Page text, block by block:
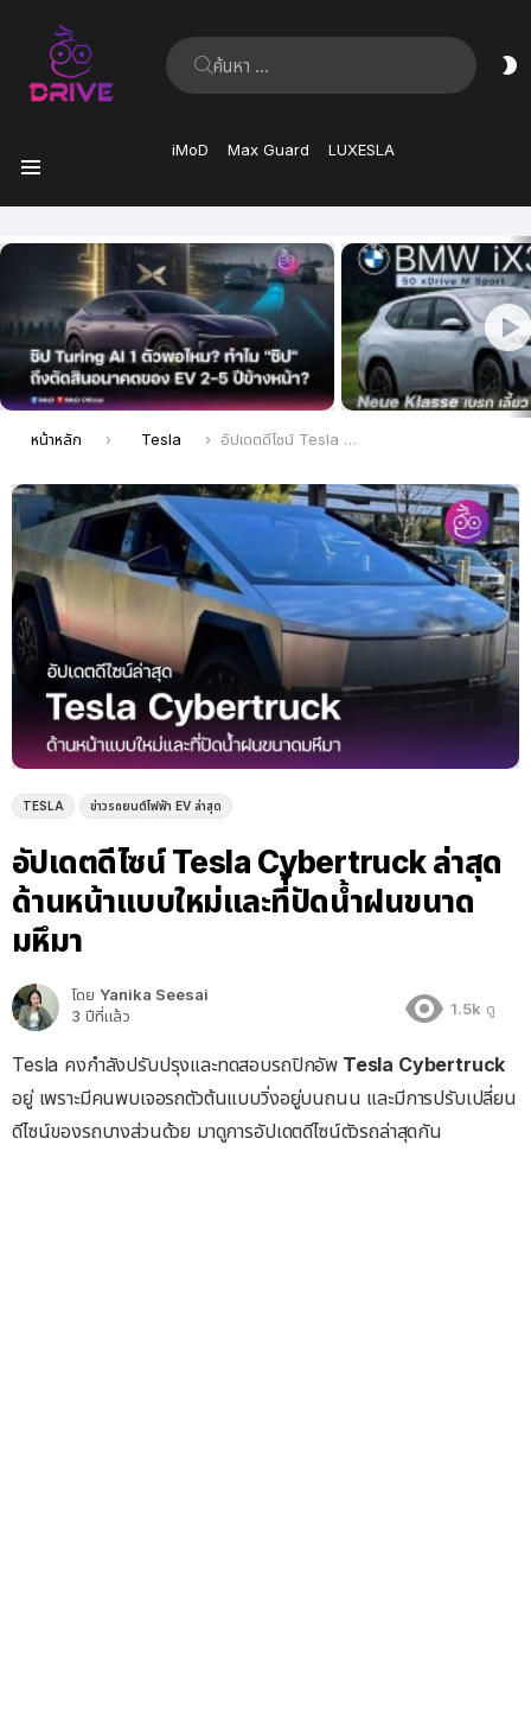
ค้นหา:
iMoD Max Guard LUXESLA
ล่าสุด
คุณอยู่ที่นี่:
หน้าหลัก Tesla อัปเดตดีไซน์ Tesla Cybertruck ล่าสุด ด้านหน้าแบบใหม่และที่ัปัดน้ำฝนขนาดมหึมา
TESLA ข่าวรถยนต์ไฟฟ้า EV ล่าสุด
อัปเดตดีไซน์ Tesla Cybertruck ล่าสุด
ด้านหน้าแบบใหม่และที่ัปัดน้ำฝนขนาด
มหึมา
โดย Yanika Seesai
3 ปีที่แล้ว
1.5k ดู
Tesla คงกำลังปรับปรุงและทดสอบรถปิกอัพ Tesla Cybertruck
อยู่ เพราะมีคนพบเจอรถตัวต้นแบบวิ่งอยู่บนถนน และมีการปรับเปลี่ยน
ดีไซน์ของรถบางส่วนด้วย มาดูการอัปเดตดีไซน์ตัวรถล่าสุดกัน